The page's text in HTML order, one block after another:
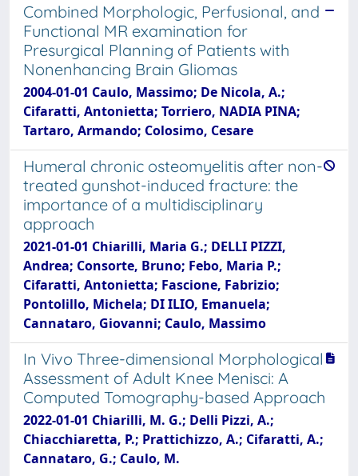
Combined Morphologic, Perfusional, and
Functional MR examination for
Presurgical Planning of Patients with
Nonenhancing Brain Gliomas
2004-01-01 Caulo, Massimo; De Nicola, A.;
Cifaratti, Antonietta; Torriero, NADIA PINA;
Tartaro, Armando; Colosimo, Cesare
Humeral chronic osteomyelitis after non-
treated gunshot-induced fracture: the
importance of a multidisciplinary
approach
2021-01-01 Chiarilli, Maria G.; DELLI PIZZI,
Andrea; Consorte, Bruno; Febo, Maria P.;
Cifaratti, Antonietta; Fascione, Fabrizio;
Pontolillo, Michela; DI ILIO, Emanuela;
Cannataro, Giovanni; Caulo, Massimo
In Vivo Three-dimensional Morphological
Assessment of Adult Knee Menisci: A
Computed Tomography-based Approach
2022-01-01 Chiarilli, M. G.; Delli Pizzi, A.;
Chiacchiaretta, P.; Prattichizzo, A.; Cifaratti, A.;
Cannataro, G.; Caulo, M.